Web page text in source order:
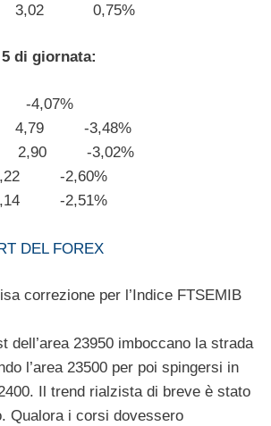
3,02 0,75%
di giornata:
-4,07%
4,79 -3,48%
2,90 -3,02%
-2,60%
-2,51%
DEL FOREX
correzione per l’Indice FTSEMIB
dell’area 23950 imboccano la strada
l’area 23500 per poi spingersi in
Il trend rialzista di breve è stato
Qualora i corsi dovessero